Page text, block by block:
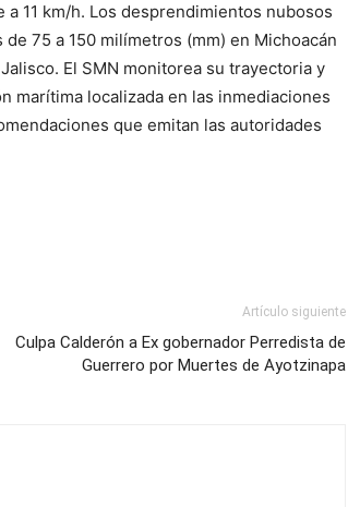
11 km/h. Los desprendimientos nubosos
75 a 150 milímetros (mm) en Michoacán
El SMN monitorea su trayectoria y
marítima localizada en las inmediaciones
que emitan las autoridades
Artículo siguiente
Culpa Calderón a Ex gobernador Perredista de
Guerrero por Muertes de Ayotzinapa